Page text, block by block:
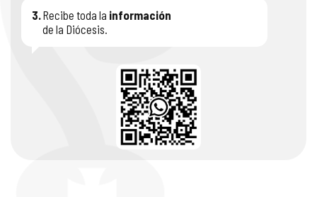
3.Recibe toda la información
de la Diócesis.